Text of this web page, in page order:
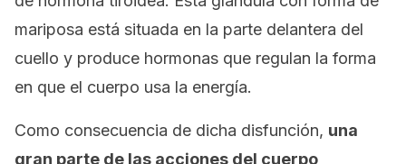
mariposa está situada en la parte delantera del
cuello y produce hormonas que regulan la forma
en que el cuerpo usa la energía.
Como consecuencia de dicha disfunción, una
gran parte de las acciones del cuerpo